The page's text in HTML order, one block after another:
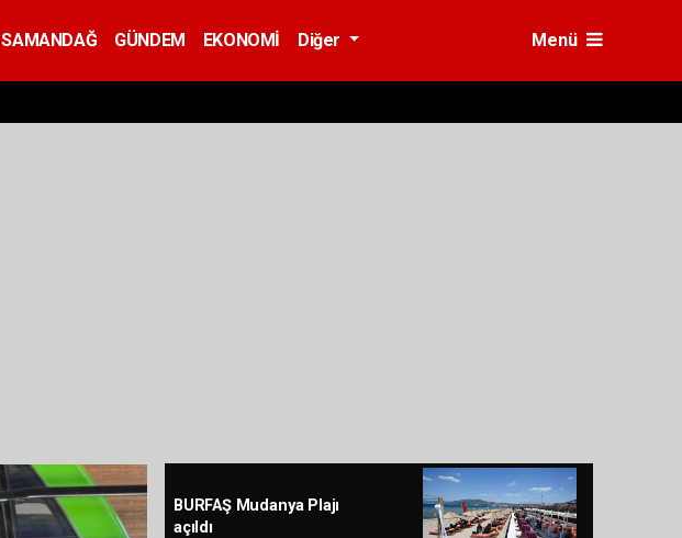
SAMANDAĞ GÜNDEM EKONOMİ Diğer Menü
BURFAŞ Mudanya Plajı
açıldı